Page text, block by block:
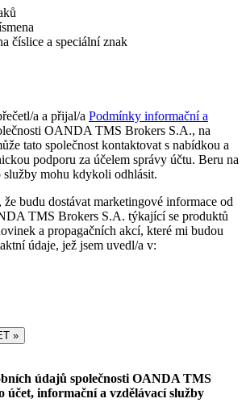
číslice a speciální znak
a a přijal/a Podmínky informační a
OANDA TMS Brokers S.A., na
tato společnost kontaktovat s nabídkou a
podporu za účelem správy účtu. Beru na
služby mohu kdykoli odhlásit.
že budu dostávat marketingové informace od
TMS Brokers S.A. týkající se produktů
a propagačních akcí, které mi budou
údaje, jež jsem uvedl/a v:
»
údajů společnosti OANDA TMS
účet, informační a vzdělávací služby